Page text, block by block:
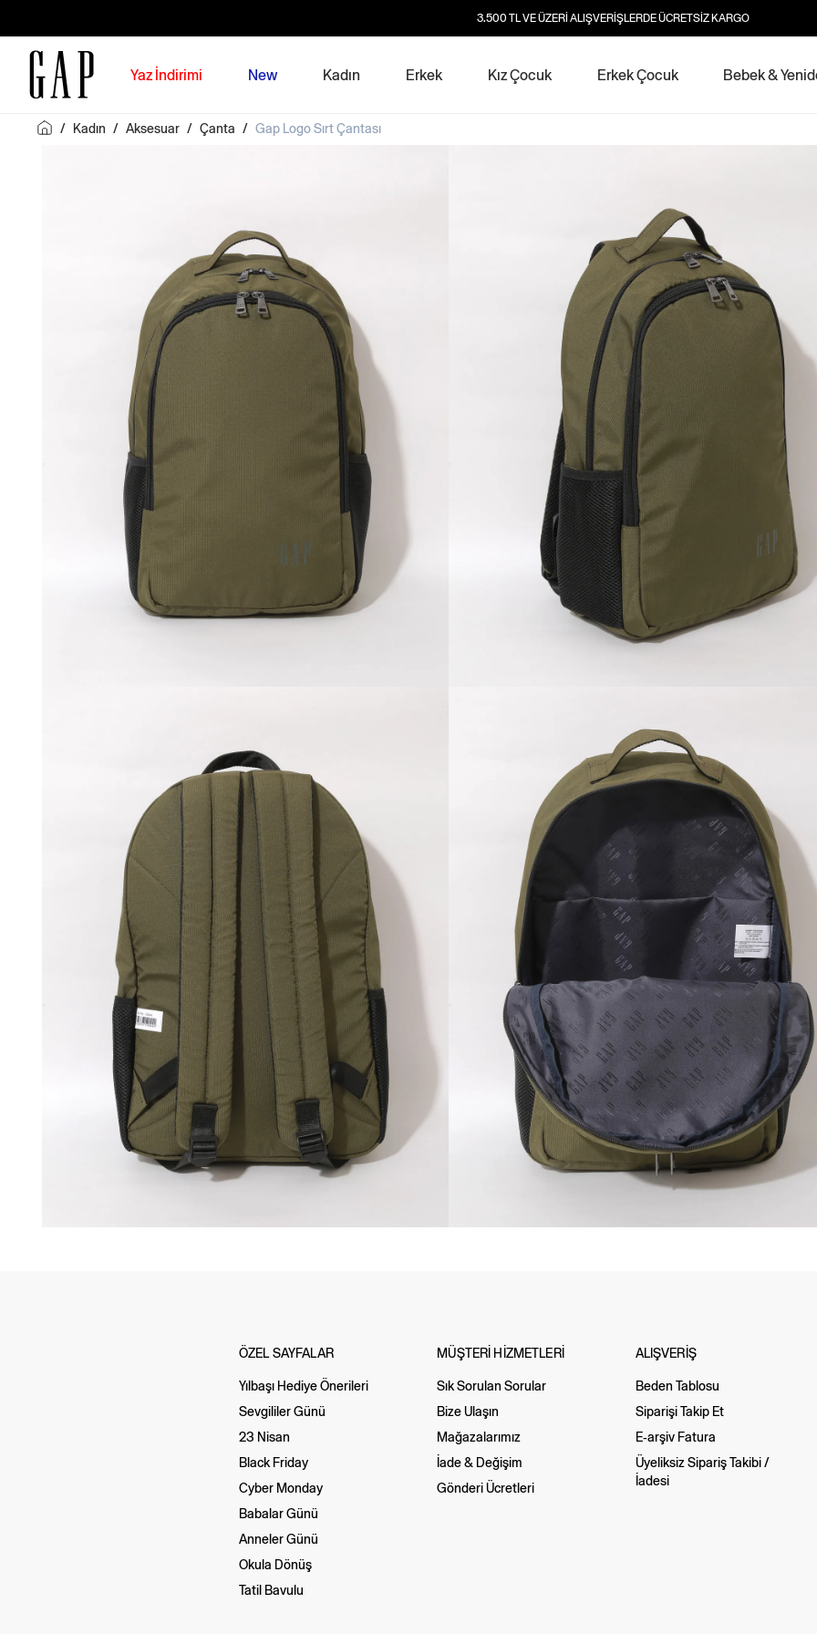
3.500 TL VE ÜZERİ ALIŞVERİŞLERDE ÜCRETSİZ KARGO
Yaz İndirimi New Kadın Erkek Kız Çocuk Erkek Çocuk Bebek &
/ Kadın / Aksesuar / Çanta / Gap Logo Sırt Çantası
ÖZEL SAYFALAR
Yılbaşı Hediye Önerileri
Sevgililer Günü
23 Nisan
Black Friday
Cyber Monday
Babalar Günü
Anneler Günü
Okula Dönüş
Tatil Bavulu
MÜŞTERİ HİZMETLERİ
Sık Sorulan Sorular
Bize Ulaşın
Mağazalarımız
İade & Değişim
Gönderi Ücretleri
ALIŞVERİŞ
Beden Tablosu
Siparişi Takip Et
E-arşiv Fatura
Üyeliksiz Sipariş Takibi /
İadesi